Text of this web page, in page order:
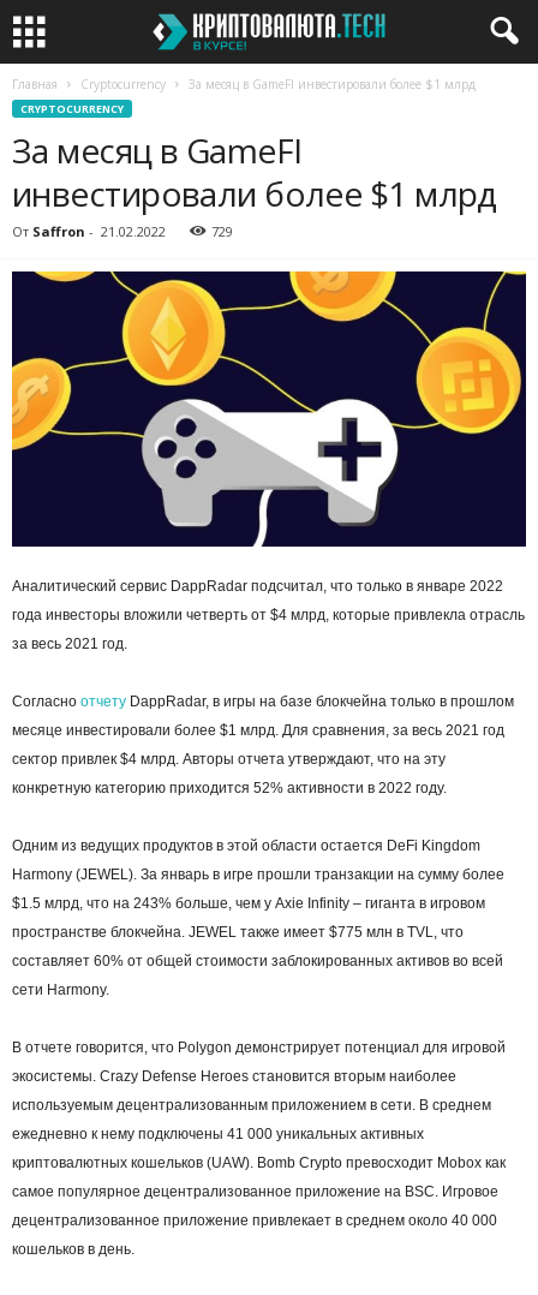
Главная Cryptocurrency За месяц в GameFI инвестировали более $1 млрд
CRYPTOCURRENCY
За месяц в GameFI
инвестировали более $1 млрд
От Saffron - 21.02.2022 729
Аналитический сервис DаppRadar подсчитал, что только в январе 2022
года инвесторы вложили четверть от $4 млрд, которые привлекла отрасль
за весь 2021 год.
Согласно отчету DаppRadar, в игры на базе блокчейна только в прошлом
месяце инвестировали более $1 млрд. Для сравнения, за весь 2021 год
сектор привлек $4 млрд. Авторы отчета утверждают, что на эту
конкретную категорию приходится 52% активности в 2022 году.
Одним из ведущих продуктов в этой области остается DeFi Kingdom
Harmony (JEWEL). За январь в игре прошли транзакции на сумму более
$1.5 млрд, что на 243% больше, чем у Axie Infinity – гиганта в игровом
пространстве блокчейна. JEWEL также имеет $775 млн в TVL, что
составляет 60% от общей стоимости заблокированных активов во всей
сети Harmony.
В отчете говорится, что Polygon демонстрирует потенциал для игровой
экосистемы. Crazy Defense Heroes становится вторым наиболее
используемым децентрализованным приложением в сети. В среднем
ежедневно к нему подключены 41 000 уникальных активных
криптовалютных кошельков (UAW). Bomb Crypto превосходит Mobox как
самое популярное децентрализованное приложение на BSC. Игровое
децентрализованное приложение привлекает в среднем около 40 000
кошельков в день.